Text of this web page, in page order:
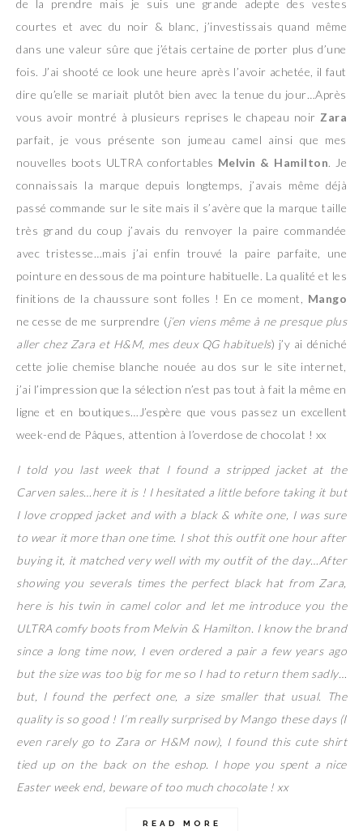
de la prendre mais je suis une grande adepte des vestes
courtes et avec du noir & blanc, j’investissais quand même
dans une valeur sûre que j’étais certaine de porter plus d’une
fois. J’ai shooté ce look une heure après l’avoir achetée, il faut
dire qu’elle se mariait plutôt bien avec la tenue du jour…Après
vous avoir montré à plusieurs reprises le chapeau noir Zara
parfait, je vous présente son jumeau camel ainsi que mes
nouvelles boots ULTRA confortables Melvin & Hamilton. Je
connaissais la marque depuis longtemps, j’avais même déjà
passé commande sur le site mais il s’avère que la marque taille
très grand du coup j’avais du renvoyer la paire commandée
avec tristesse…mais j’ai enfin trouvé la paire parfaite, une
pointure en dessous de ma pointure habituelle. La qualité et les
finitions de la chaussure sont folles ! En ce moment, Mango
ne cesse de me surprendre (j’en viens même à ne presque plus
aller chez Zara et H&M, mes deux QG habituels) j’y ai déniché
cette jolie chemise blanche nouée au dos sur le site internet,
j’ai l’impression que la sélection n’est pas tout à fait la même en
ligne et en boutiques…J’espère que vous passez un excellent
week-end de Pâques, attention à l’overdose de chocolat ! xx
I told you last week that I found a stripped jacket at the
Carven sales…here it is ! I hesitated a little before taking it but
I love cropped jacket and with a black & white one, I was sure
to wear it more than one time. I shot this outfit one hour after
buying it, it matched very well with my outfit of the day…After
showing you severals times the perfect black hat from Zara,
here is his twin in camel color and let me introduce you the
ULTRA comfy boots from Melvin & Hamilton. I know the brand
since a long time now, I even ordered a pair a few years ago
but the size was too big for me so I had to return them sadly…
but, I found the perfect one, a size smaller that usual. The
quality is so good ! I’m really surprised by Mango these days (I
even rarely go to Zara or H&M now), I found this cute shirt
tied up on the back on the eshop. I hope you spent a nice
Easter week end, beware of too much chocolate ! xx
READ MORE